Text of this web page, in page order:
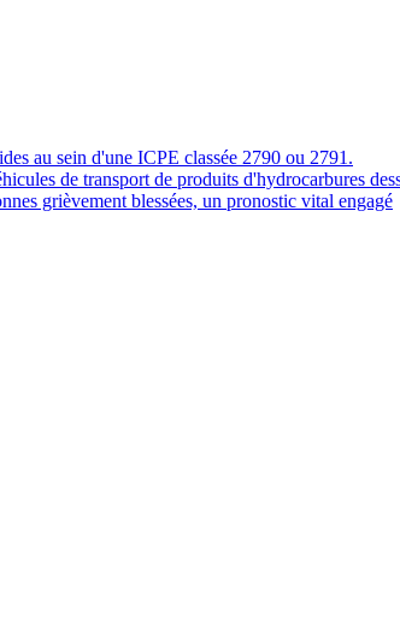
au sein d'une ICPE classée 2790 ou 2791.
de transport de produits d'hydrocarbures
grièvement blessées, un pronostic vital engagé